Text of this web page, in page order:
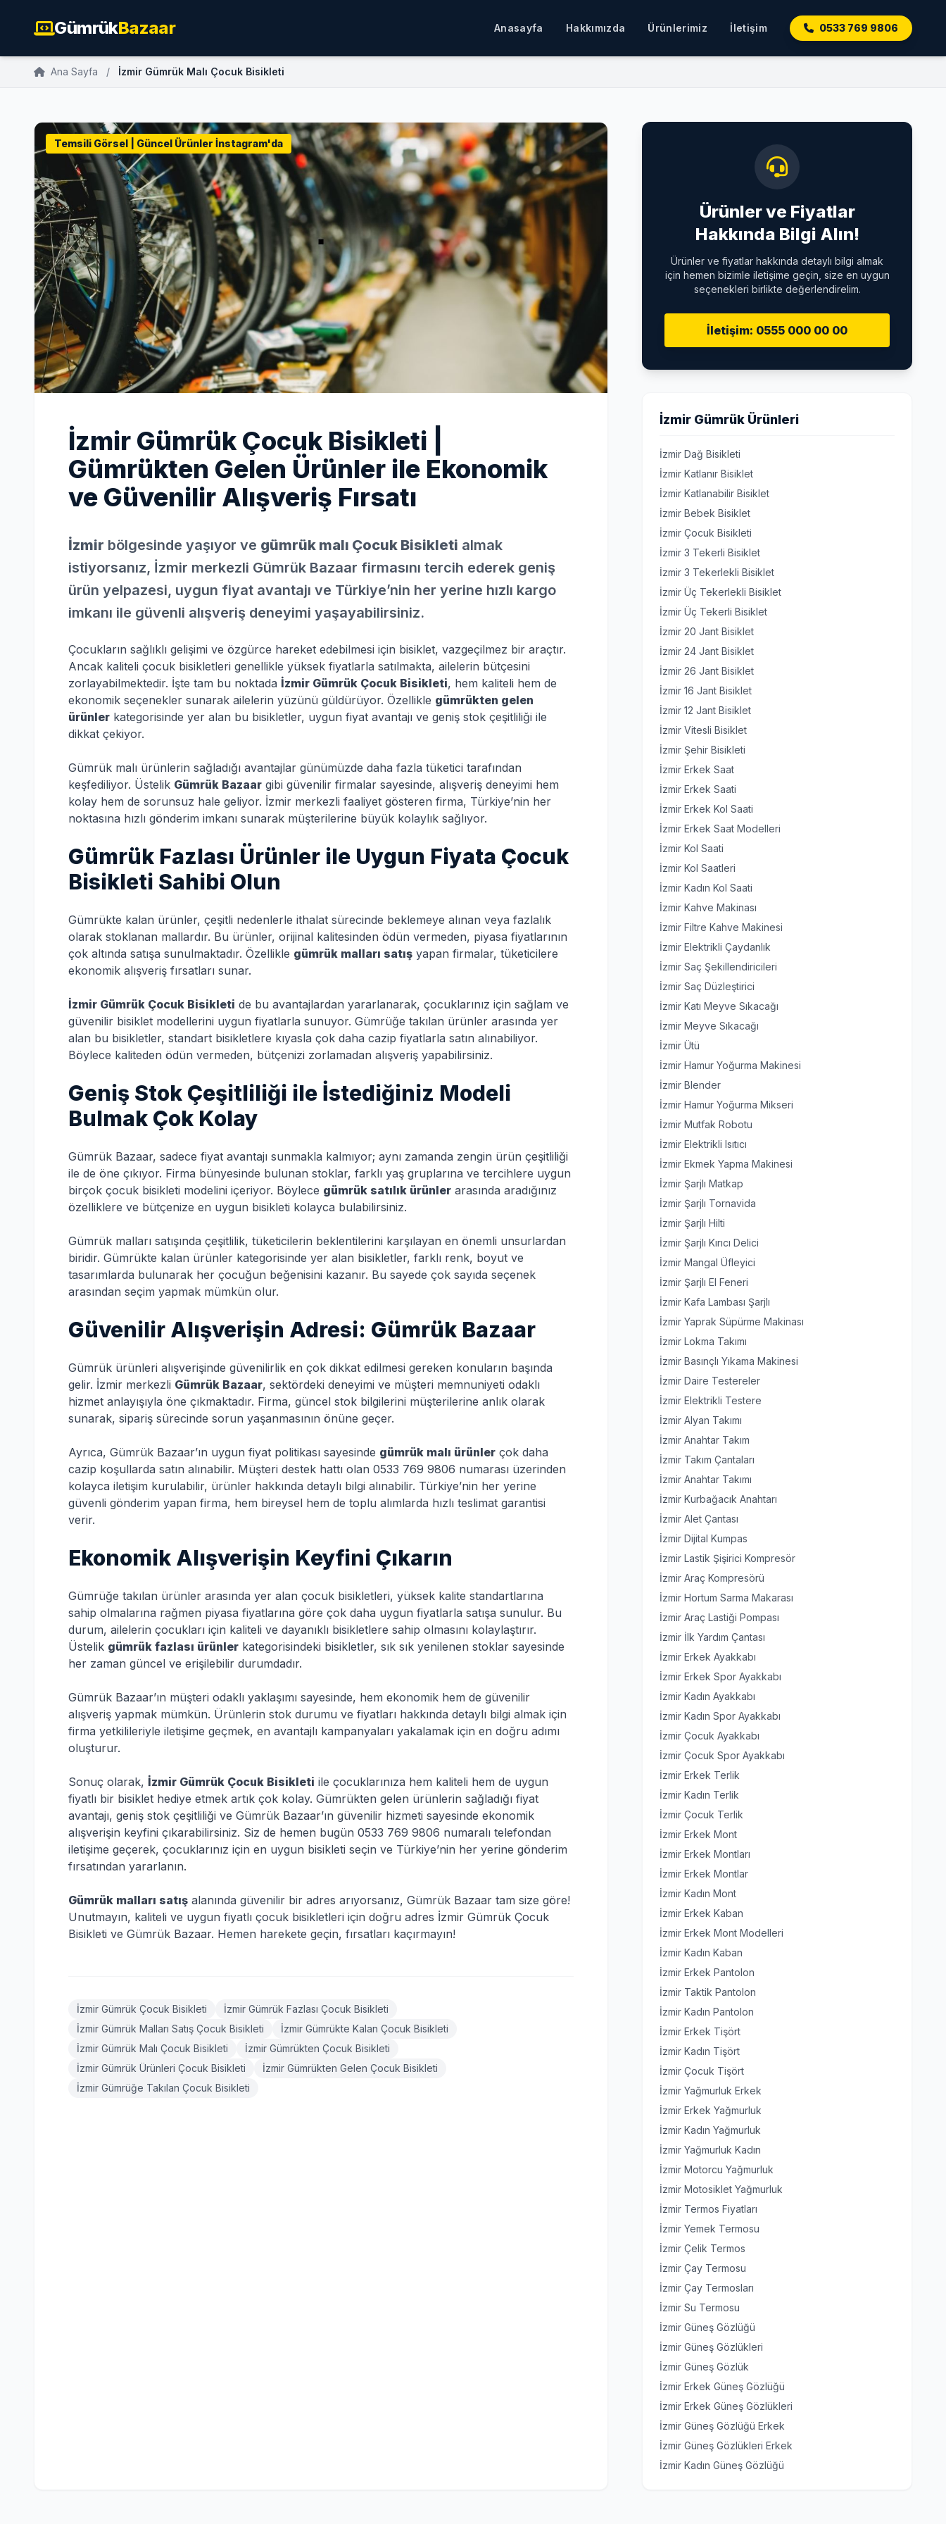
GümrükBazaar Anasayfa Hakkımızda Ürünlerimiz İletişim 0533 769 9806
Ana Sayfa / İzmir Gümrük Malı Çocuk Bisikleti
Temsili Görsel | Güncel Ürünler İnstagram'da
İzmir Gümrük Çocuk Bisikleti |
Gümrükten Gelen Ürünler ile Ekonomik
ve Güvenilir Alışveriş Fırsatı
İzmir bölgesinde yaşıyor ve gümrük malı Çocuk Bisikleti almak
istiyorsanız, İzmir merkezli Gümrük Bazaar firmasını tercih ederek geniş
ürün yelpazesi, uygun fiyat avantajı ve Türkiye’nin her yerine hızlı kargo
imkanı ile güvenli alışveriş deneyimi yaşayabilirsiniz.
Çocukların sağlıklı gelişimi ve özgürce hareket edebilmesi için bisiklet, vazgeçilmez bir araçtır.
Ancak kaliteli çocuk bisikletleri genellikle yüksek fiyatlarla satılmakta, ailelerin bütçesini
zorlayabilmektedir. İşte tam bu noktada İzmir Gümrük Çocuk Bisikleti, hem kaliteli hem de
ekonomik seçenekler sunarak ailelerin yüzünü güldürüyor. Özellikle gümrükten gelen
ürünler kategorisinde yer alan bu bisikletler, uygun fiyat avantajı ve geniş stok çeşitliliği ile
dikkat çekiyor.
Gümrük malı ürünlerin sağladığı avantajlar günümüzde daha fazla tüketici tarafından
keşfediliyor. Üstelik Gümrük Bazaar gibi güvenilir firmalar sayesinde, alışveriş deneyimi hem
kolay hem de sorunsuz hale geliyor. İzmir merkezli faaliyet gösteren firma, Türkiye’nin her
noktasına hızlı gönderim imkanı sunarak müşterilerine büyük kolaylık sağlıyor.
Gümrük Fazlası Ürünler ile Uygun Fiyata Çocuk
Bisikleti Sahibi Olun
Gümrükte kalan ürünler, çeşitli nedenlerle ithalat sürecinde beklemeye alınan veya fazlalık
olarak stoklanan mallardır. Bu ürünler, orijinal kalitesinden ödün vermeden, piyasa fiyatlarının
çok altında satışa sunulmaktadır. Özellikle gümrük malları satış yapan firmalar, tüketicilere
ekonomik alışveriş fırsatları sunar.
İzmir Gümrük Çocuk Bisikleti de bu avantajlardan yararlanarak, çocuklarınız için sağlam ve
güvenilir bisiklet modellerini uygun fiyatlarla sunuyor. Gümrüğe takılan ürünler arasında yer
alan bu bisikletler, standart bisikletlere kıyasla çok daha cazip fiyatlarla satın alınabiliyor.
Böylece kaliteden ödün vermeden, bütçenizi zorlamadan alışveriş yapabilirsiniz.
Geniş Stok Çeşitliliği ile İstediğiniz Modeli
Bulmak Çok Kolay
Gümrük Bazaar, sadece fiyat avantajı sunmakla kalmıyor; aynı zamanda zengin ürün çeşitliliği
ile de öne çıkıyor. Firma bünyesinde bulunan stoklar, farklı yaş gruplarına ve tercihlere uygun
birçok çocuk bisikleti modelini içeriyor. Böylece gümrük satılık ürünler arasında aradığınız
özelliklere ve bütçenize en uygun bisikleti kolayca bulabilirsiniz.
Gümrük malları satışında çeşitlilik, tüketicilerin beklentilerini karşılayan en önemli unsurlardan
biridir. Gümrükte kalan ürünler kategorisinde yer alan bisikletler, farklı renk, boyut ve
tasarımlarda bulunarak her çocuğun beğenisini kazanır. Bu sayede çok sayıda seçenek
arasından seçim yapmak mümkün olur.
Güvenilir Alışverişin Adresi: Gümrük Bazaar
Gümrük ürünleri alışverişinde güvenilirlik en çok dikkat edilmesi gereken konuların başında
gelir. İzmir merkezli Gümrük Bazaar, sektördeki deneyimi ve müşteri memnuniyeti odaklı
hizmet anlayışıyla öne çıkmaktadır. Firma, güncel stok bilgilerini müşterilerine anlık olarak
sunarak, sipariş sürecinde sorun yaşanmasının önüne geçer.
Ayrıca, Gümrük Bazaar’ın uygun fiyat politikası sayesinde gümrük malı ürünler çok daha
cazip koşullarda satın alınabilir. Müşteri destek hattı olan 0533 769 9806 numarası üzerinden
kolayca iletişim kurulabilir, ürünler hakkında detaylı bilgi alınabilir. Türkiye’nin her yerine
güvenli gönderim yapan firma, hem bireysel hem de toplu alımlarda hızlı teslimat garantisi
verir.
Ekonomik Alışverişin Keyfini Çıkarın
Gümrüğe takılan ürünler arasında yer alan çocuk bisikletleri, yüksek kalite standartlarına
sahip olmalarına rağmen piyasa fiyatlarına göre çok daha uygun fiyatlarla satışa sunulur. Bu
durum, ailelerin çocukları için kaliteli ve dayanıklı bisikletlere sahip olmasını kolaylaştırır.
Üstelik gümrük fazlası ürünler kategorisindeki bisikletler, sık sık yenilenen stoklar sayesinde
her zaman güncel ve erişilebilir durumdadır.
Gümrük Bazaar’ın müşteri odaklı yaklaşımı sayesinde, hem ekonomik hem de güvenilir
alışveriş yapmak mümkün. Ürünlerin stok durumu ve fiyatları hakkında detaylı bilgi almak için
firma yetkilileriyle iletişime geçmek, en avantajlı kampanyaları yakalamak için en doğru adımı
oluşturur.
Sonuç olarak, İzmir Gümrük Çocuk Bisikleti ile çocuklarınıza hem kaliteli hem de uygun
fiyatlı bir bisiklet hediye etmek artık çok kolay. Gümrükten gelen ürünlerin sağladığı fiyat
avantajı, geniş stok çeşitliliği ve Gümrük Bazaar’ın güvenilir hizmeti sayesinde ekonomik
alışverişin keyfini çıkarabilirsiniz. Siz de hemen bugün 0533 769 9806 numaralı telefondan
iletişime geçerek, çocuklarınız için en uygun bisikleti seçin ve Türkiye’nin her yerine gönderim
fırsatından yararlanın.
Gümrük malları satış alanında güvenilir bir adres arıyorsanız, Gümrük Bazaar tam size göre!
Unutmayın, kaliteli ve uygun fiyatlı çocuk bisikletleri için doğru adres İzmir Gümrük Çocuk
Bisikleti ve Gümrük Bazaar. Hemen harekete geçin, fırsatları kaçırmayın!
İzmir Gümrük Çocuk Bisikleti
İzmir Gümrük Fazlası Çocuk Bisikleti
İzmir Gümrük Malları Satış Çocuk Bisikleti
İzmir Gümrükte Kalan Çocuk Bisikleti
İzmir Gümrük Malı Çocuk Bisikleti
İzmir Gümrükten Çocuk Bisikleti
İzmir Gümrük Ürünleri Çocuk Bisikleti
İzmir Gümrükten Gelen Çocuk Bisikleti
İzmir Gümrüğe Takılan Çocuk Bisikleti
Ürünler ve Fiyatlar
Hakkında Bilgi Alın!
Ürünler ve fiyatlar hakkında detaylı bilgi almak
için hemen bizimle iletişime geçin, size en uygun
seçenekleri birlikte değerlendirelim.
İletişim: 0555 000 00 00
İzmir Gümrük Ürünleri
İzmir Dağ Bisikleti
İzmir Katlanır Bisiklet
İzmir Katlanabilir Bisiklet
İzmir Bebek Bisiklet
İzmir Çocuk Bisikleti
İzmir 3 Tekerli Bisiklet
İzmir 3 Tekerlekli Bisiklet
İzmir Üç Tekerlekli Bisiklet
İzmir Üç Tekerli Bisiklet
İzmir 20 Jant Bisiklet
İzmir 24 Jant Bisiklet
İzmir 26 Jant Bisiklet
İzmir 16 Jant Bisiklet
İzmir 12 Jant Bisiklet
İzmir Vitesli Bisiklet
İzmir Şehir Bisikleti
İzmir Erkek Saat
İzmir Erkek Saati
İzmir Erkek Kol Saati
İzmir Erkek Saat Modelleri
İzmir Kol Saati
İzmir Kol Saatleri
İzmir Kadın Kol Saati
İzmir Kahve Makinası
İzmir Filtre Kahve Makinesi
İzmir Elektrikli Çaydanlık
İzmir Saç Şekillendiricileri
İzmir Saç Düzleştirici
İzmir Katı Meyve Sıkacağı
İzmir Meyve Sıkacağı
İzmir Ütü
İzmir Hamur Yoğurma Makinesi
İzmir Blender
İzmir Hamur Yoğurma Mikseri
İzmir Mutfak Robotu
İzmir Elektrikli Isıtıcı
İzmir Ekmek Yapma Makinesi
İzmir Şarjlı Matkap
İzmir Şarjlı Tornavida
İzmir Şarjlı Hilti
İzmir Şarjlı Kırıcı Delici
İzmir Mangal Üfleyici
İzmir Şarjlı El Feneri
İzmir Kafa Lambası Şarjlı
İzmir Yaprak Süpürme Makinası
İzmir Lokma Takımı
İzmir Basınçlı Yıkama Makinesi
İzmir Daire Testereler
İzmir Elektrikli Testere
İzmir Alyan Takımı
İzmir Anahtar Takım
İzmir Takım Çantaları
İzmir Anahtar Takımı
İzmir Kurbağacık Anahtarı
İzmir Alet Çantası
İzmir Dijital Kumpas
İzmir Lastik Şişirici Kompresör
İzmir Araç Kompresörü
İzmir Hortum Sarma Makarası
İzmir Araç Lastiği Pompası
İzmir İlk Yardım Çantası
İzmir Erkek Ayakkabı
İzmir Erkek Spor Ayakkabı
İzmir Kadın Ayakkabı
İzmir Kadın Spor Ayakkabı
İzmir Çocuk Ayakkabı
İzmir Çocuk Spor Ayakkabı
İzmir Erkek Terlik
İzmir Kadın Terlik
İzmir Çocuk Terlik
İzmir Erkek Mont
İzmir Erkek Montları
İzmir Erkek Montlar
İzmir Kadın Mont
İzmir Erkek Kaban
İzmir Erkek Mont Modelleri
İzmir Kadın Kaban
İzmir Erkek Pantolon
İzmir Taktik Pantolon
İzmir Kadın Pantolon
İzmir Erkek Tişört
İzmir Kadın Tişört
İzmir Çocuk Tişört
İzmir Yağmurluk Erkek
İzmir Erkek Yağmurluk
İzmir Kadın Yağmurluk
İzmir Yağmurluk Kadın
İzmir Motorcu Yağmurluk
İzmir Motosiklet Yağmurluk
İzmir Termos Fiyatları
İzmir Yemek Termosu
İzmir Çelik Termos
İzmir Çay Termosu
İzmir Çay Termosları
İzmir Su Termosu
İzmir Güneş Gözlüğü
İzmir Güneş Gözlükleri
İzmir Güneş Gözlük
İzmir Erkek Güneş Gözlüğü
İzmir Erkek Güneş Gözlükleri
İzmir Güneş Gözlüğü Erkek
İzmir Güneş Gözlükleri Erkek
İzmir Kadın Güneş Gözlüğü